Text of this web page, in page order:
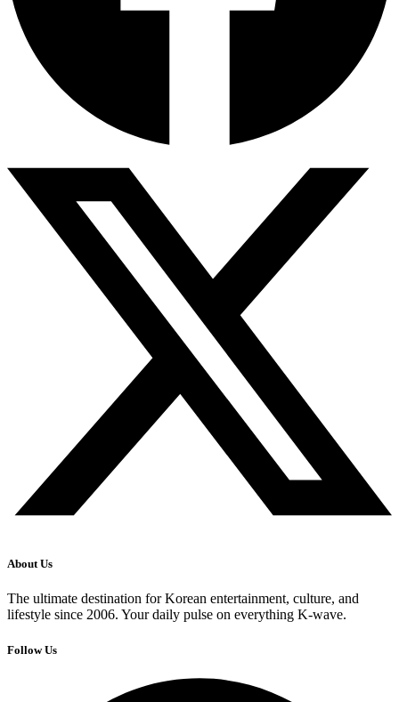
About Us
The ultimate destination for Korean entertainment, culture, and
lifestyle since 2006. Your daily pulse on everything K-wave.
Follow Us